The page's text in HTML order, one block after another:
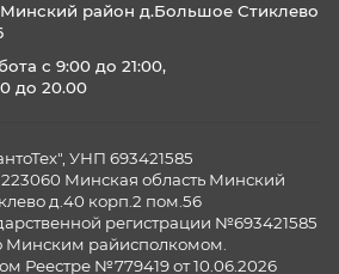
район д.Большое Стиклево
с 9:00 до 21:00,
до 20.00
УНП 693421585
Минская область Минский
д.40 корп.2 пом.56
регистрации №693421585
Минским райисполкомом.
Реестре №779419 от 10.06.2026